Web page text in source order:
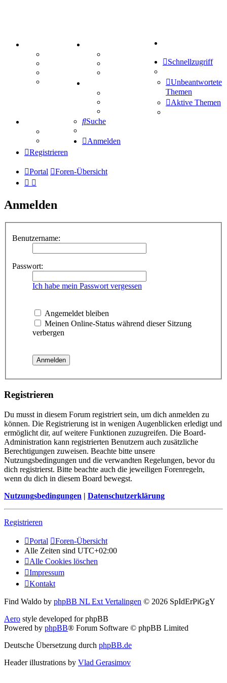
Mastodon
Treffenübersicht
Zitatesammlung
Schiffe versenken
Tipprunde
Comunio
Schnellzugriff
Unbeantwortete
Themen
Aktive Themen
Suche
Anmelden
Registrieren
Portal Foren-Übersicht
Anmelden
Benutzername:
Passwort:
Ich habe mein Passwort vergessen
Angemeldet bleiben
Meinen Online-Status während dieser Sitzung
verbergen
Registrieren
Du musst in diesem Forum registriert sein, um dich anmelden zu
können. Die Registrierung ist in wenigen Augenblicken erledigt und
ermöglicht dir, auf weitere Funktionen zuzugreifen. Die Board-
Administration kann registrierten Benutzern auch zusätzliche
Berechtigungen zuweisen. Beachte bitte unsere
Nutzungsbedingungen und die verwandten Regelungen, bevor du
dich registrierst. Bitte beachte auch die jeweiligen Forenregeln,
wenn du dich in diesem Board bewegst.
Nutzungsbedingungen | Datenschutzerklärung
Registrieren
Portal
Foren-Übersicht
Alle Zeiten sind UTC+02:00
Alle Cookies löschen
Impressum
Kontakt
Find Waldo by phpBB NL Ext Vertalingen © 2026 SpIdErPiGgY
Aero style developed for phpBB
Powered by phpBB® Forum Software © phpBB Limited
Deutsche Übersetzung durch phpBB.de
Header illustrations by Vlad Gerasimov